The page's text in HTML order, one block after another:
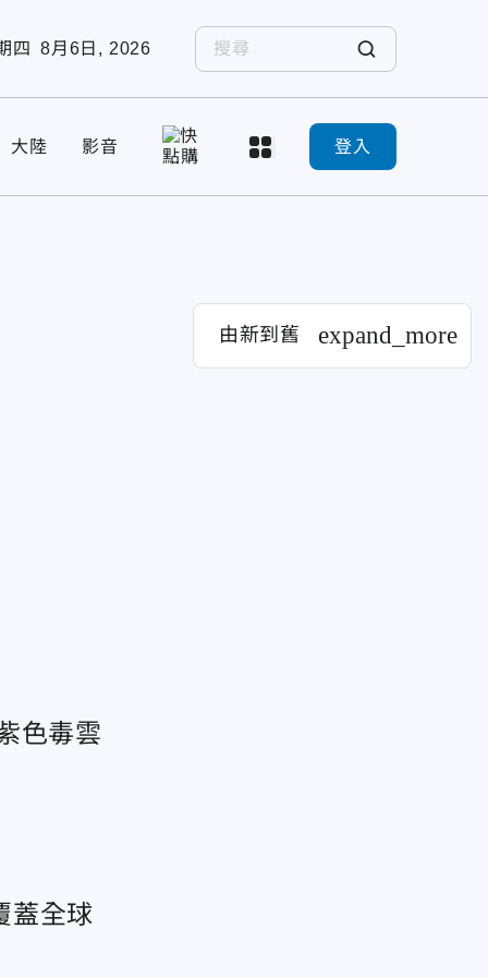
四 8月6日, 2026
大陸 影音 登入
由新到舊 expand_more
色毒雲
蓋全球